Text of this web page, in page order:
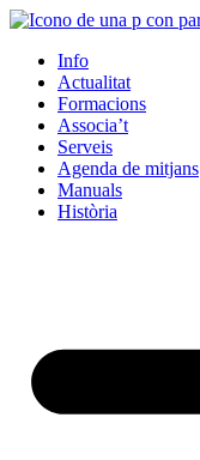
Info
Actualitat
Formacions
Associa’t
Serveis
Agenda de mitjans
Manuals
Història